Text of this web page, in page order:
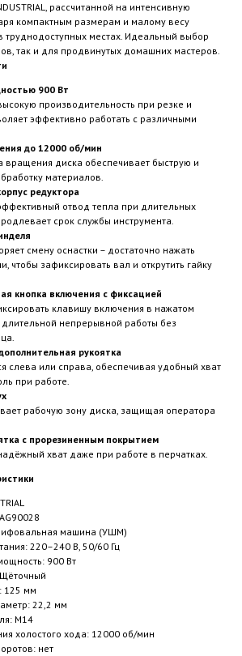
рассчитанной на интенсивную
компактным размерам и малому весу
труднодоступных местах. Идеальный выбор
так и для продвинутых домашних мастеров.
900 Вт
производительность при резке и
эффективно работать с различными
до 12000 об/мин
вращения диска обеспечивает быструю и
материалов.
редуктора
отвод тепла при длительных
срок службы инструмента.
смену оснастки – достаточно нажать
чтобы зафиксировать вал и открутить гайку
кнопка включения с фиксацией
клавишу включения в нажатом
непрерывной работы без
рукоятка
слева или справа, обеспечивая удобный хват
при работе.
рабочую зону диска, защищая оператора
с прорезиненным покрытием
хват даже при работе в перчатках.
машина (УШМ)
220–240 В, 50/60 Гц
900 Вт
125 мм
22,2 мм
M14
холостого хода: 12000 об/мин
нет